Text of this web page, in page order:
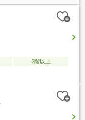
2階以上